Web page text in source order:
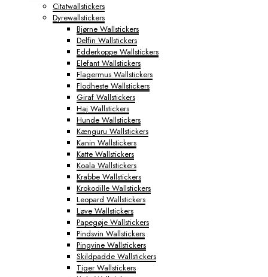
Citatwallstickers
Dyrewallstickers
Bjørne Wallstickers
Delfin Wallstickers
Edderkoppe Wallstickers
Elefant Wallstickers
Flagermus Wallstickers
Flodheste Wallstickers
Giraf Wallstickers
Haj Wallstickers
Hunde Wallstickers
Kænguru Wallstickers
Kanin Wallstickers
Katte Wallstickers
Koala Wallstickers
Krabbe Wallstickers
Krokodille Wallstickers
Leopard Wallstickers
Løve Wallstickers
Papegøje Wallstickers
Pindsvin Wallstickers
Pingvine Wallstickers
Skildpadde Wallstickers
Tiger Wallstickers